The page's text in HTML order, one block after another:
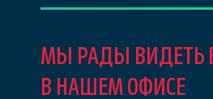
МЫ РАДЫ ВИДЕТЬ
В НАШЕМ ОФИСЕ